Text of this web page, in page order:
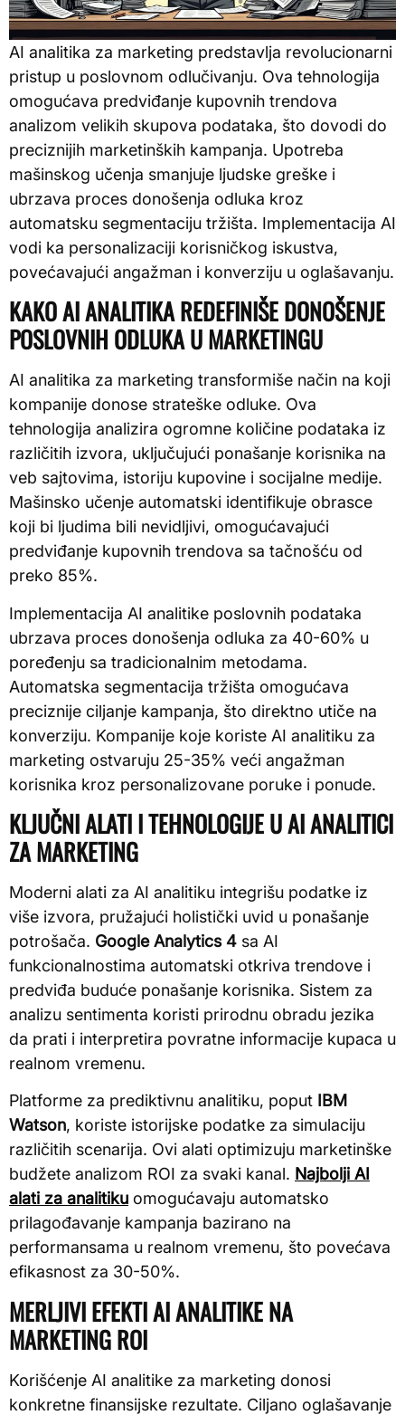
AI analitika za marketing predstavlja revolucionarni
pristup u poslovnom odlučivanju. Ova tehnologija
omogućava predviđanje kupovnih trendova
analizom velikih skupova podataka, što dovodi do
preciznijih marketinških kampanja. Upotreba
mašinskog učenja smanjuje ljudske greške i
ubrzava proces donošenja odluka kroz
automatsku segmentaciju tržišta. Implementacija AI
vodi ka personalizaciji korisničkog iskustva,
povećavajući angažman i konverziju u oglašavanju.
KAKO AI ANALITIKA REDEFINIŠE DONOŠENJE
POSLOVNIH ODLUKA U MARKETINGU
AI analitika za marketing transformiše način na koji
kompanije donose strateške odluke. Ova
tehnologija analizira ogromne količine podataka iz
različitih izvora, uključujući ponašanje korisnika na
veb sajtovima, istoriju kupovine i socijalne medije.
Mašinsko učenje automatski identifikuje obrasce
koji bi ljudima bili nevidljivi, omogućavajući
predviđanje kupovnih trendova sa tačnošću od
preko 85%.
Implementacija AI analitike poslovnih podataka
ubrzava proces donošenja odluka za 40-60% u
poređenju sa tradicionalnim metodama.
Automatska segmentacija tržišta omogućava
preciznije ciljanje kampanja, što direktno utiče na
konverziju. Kompanije koje koriste AI analitiku za
marketing ostvaruju 25-35% veći angažman
korisnika kroz personalizovane poruke i ponude.
KLJUČNI ALATI I TEHNOLOGIJE U AI ANALITICI
ZA MARKETING
Moderni alati za AI analitiku integrišu podatke iz
više izvora, pružajući holistički uvid u ponašanje
potrošača. Google Analytics 4 sa AI
funkcionalnostima automatski otkriva trendove i
predviđa buduće ponašanje korisnika. Sistem za
analizu sentimenta koristi prirodnu obradu jezika
da prati i interpretira povratne informacije kupaca u
realnom vremenu.
Platforme za prediktivnu analitiku, poput IBM
Watson, koriste istorijske podatke za simulaciju
različitih scenarija. Ovi alati optimizuju marketinške
budžete analizom ROI za svaki kanal. Najbolji AI
alati za analitiku omogućavaju automatsko
prilagođavanje kampanja bazirano na
performansama u realnom vremenu, što povećava
efikasnost za 30-50%.
MERLJIVI EFEKTI AI ANALITIKE NA
MARKETING ROI
Korišćenje AI analitike za marketing donosi
konkretne finansijske rezultate. Ciljano oglašavanje